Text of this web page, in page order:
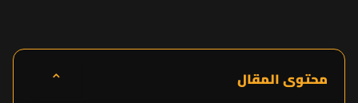
محتوى المقال ⌃